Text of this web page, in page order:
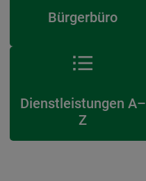
Bürgerbüro
Dienstleistungen A–
Z